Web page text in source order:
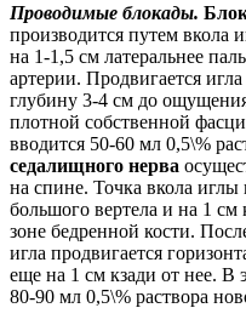
Проводимые блокады.
производится путем вкола
на 1-1,5 см латеральнее
артерии. Продвигается
глубину 3-4 см до
плотной собственной
вводится 50-60 мл 0,5\%
седалищного нерва
на спине. Точка вкола иглы
большого вертела и на 1 см
зоне бедренной кости.
игла продвигается
еще на 1 см кзади от нее. В
80-90 мл 0,5\% раствора